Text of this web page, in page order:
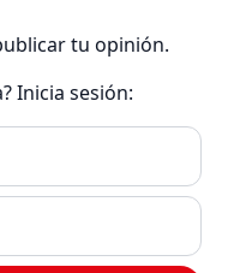
tu opinión.
Inicia sesión: